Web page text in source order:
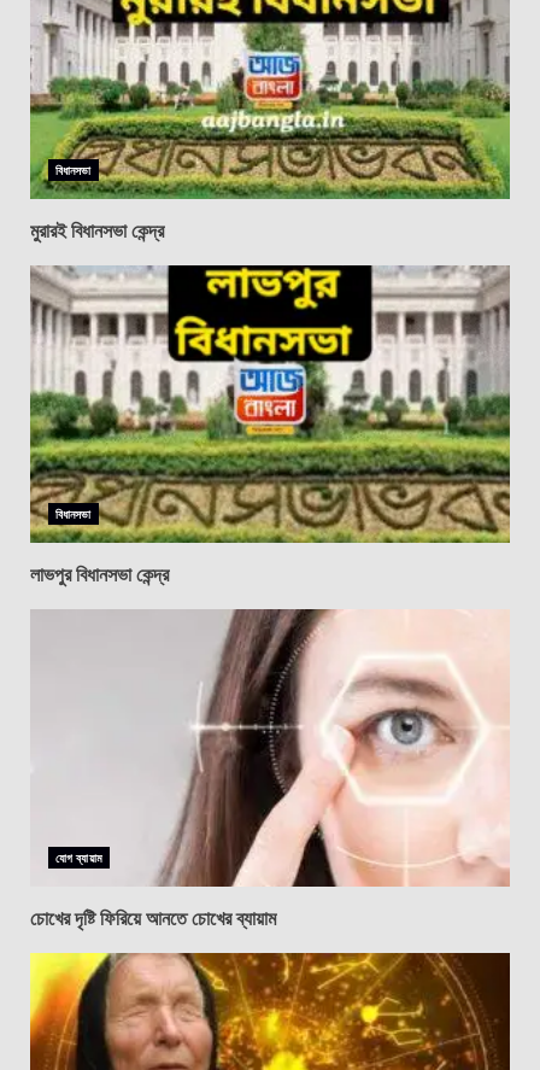
বিধানসভা
মুরারই বিধানসভা কেন্দ্র
বিধানসভা
লাভপুর বিধানসভা কেন্দ্র
যোগ ব্যায়াম
চোখের দৃষ্টি ফিরিয়ে আনতে চোখের ব্যায়াম